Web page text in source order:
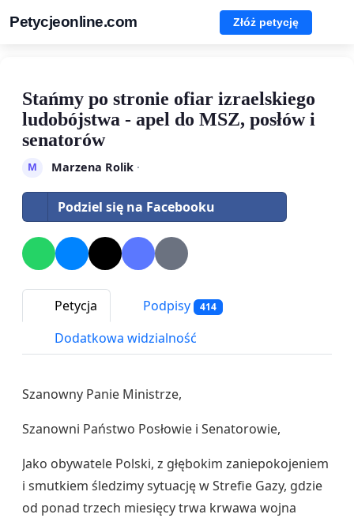
Petycjeonline.com Złóż petycję
Stańmy po stronie ofiar izraelskiego
ludobójstwa - apel do MSZ, posłów i
senatorów
M Marzena Rolik·
Podziel się na Facebooku
Petycja Podpisy 414
Dodatkowa widzialność
Szanowny Panie Ministrze,
Szanowni Państwo Posłowie i Senatorowie,
Jako obywatele Polski, z głębokim zaniepokojeniem
i smutkiem śledzimy sytuację w Strefie Gazy, gdzie
od ponad trzech miesięcy trwa krwawa wojna